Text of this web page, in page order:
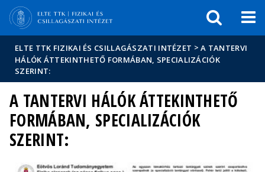
Események
sajtóban
ELTE TTK FIZIKAI ÉS CSILLAGÁSZATI INTÉZET >A TANTERVI
HÁLÓK ÁTTEKINTHETŐ FORMÁBAN, SPECIALIZÁCIÓK
SZERINT:
A TANTERVI HÁLÓK ÁTTEKINTHETŐ
FORMÁBAN, SPECIALIZÁCIÓK
SZERINT: